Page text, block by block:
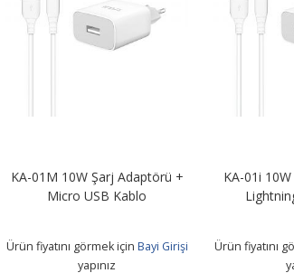
KA-01M 10W Şarj Adaptörü +
Micro USB Kablo
Ürün fiyatını görmek için Bayi Girişi
yapınız
KA-01i
Ürün fiyatını